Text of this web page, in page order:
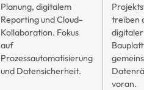
Planung, digitalem
Reporting und Cloud-
Kollaboration. Fokus
auf
Prozessautomatisierung
und Datensicherheit.
treiben
digitaler
voran.